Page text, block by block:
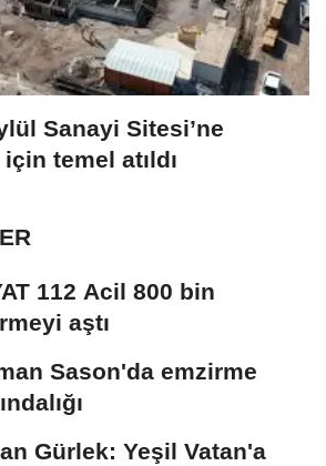
Sanayi Sitesi’ne
temel atıldı
112 Acil 800 bin
aştı
Sason'da emzirme
Gürlek: Yeşil Vatan'a